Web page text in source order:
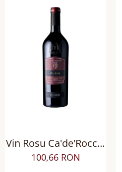
Vin Rosu Ca'de'Rocchi
Dugal Cabernet
Sauvignon Merlot IGP
100,66 RON